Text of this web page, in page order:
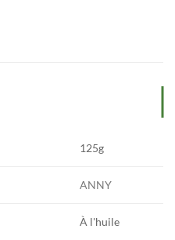
125g
ANNY
À l'huile